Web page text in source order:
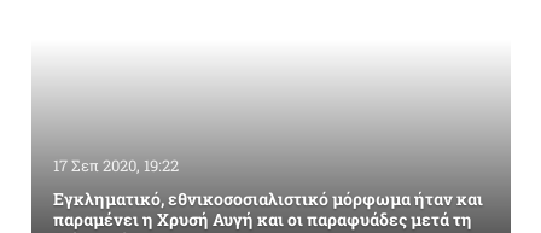
17 Σεπ 2020, 19:22
Εγκληματικό, εθνικοσοσιαλιστικό μόρφωμα ήταν και
παραμένει η Χρυσή Αυγή και οι παραφυάδες μετά τη